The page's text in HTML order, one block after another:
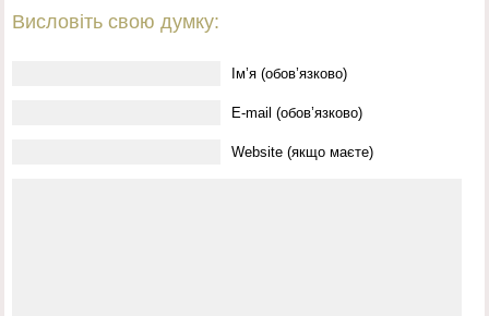
Висловіть свою думку:
Ім’я (обов’язково)
E-mail (обов’язково)
Website (якщо маєте)